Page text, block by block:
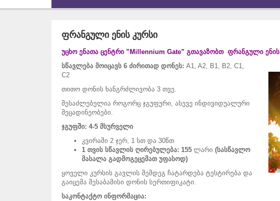
ფრანგული ენის კურსი
უცხო ენათა ცენტრი ”Millennium Gate” გთავაზობთფრანგული ენის
სწავლება მოიცავს 6 ძირითად დონეს: A1, A2, B1, B2, C1,
C2
თითო დონის ხანგრძლივობა 3 თვე.
შესაძლებელია როგორც ჯგუფური, ასევე ინდივიდუალური
მეცადინეობები.
ჯგუფში: 4-5 მსურველი
კვირაში 2 ჯერ, 1 სთ და 30წთ
1 თვის სწავლის ღირებულება: 155 ლარი (სასწავლო
მასალა გადმოგეცემათ უფასოდ)
ყოველი კურსის გავლის შემდეგ ჩატარდება ტესტირება და
გაიცემა შესაბამისი დონის სერთიფიკატი.
საკონტაქტო ინფორმაცია: